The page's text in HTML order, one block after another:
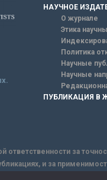
НАУЧНОЕ
О журнале
Этика
Политика
Научные
Научные
ПУБЛИКАЦИЯ В
ответственности за
и за